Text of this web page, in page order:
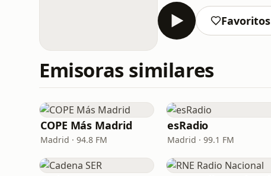
Favoritos
Emisoras similares
COPE Más Madrid
Madrid · 94.8 FM
esRadio
Madrid · 99.1 FM